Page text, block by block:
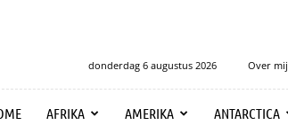
donderdag 6 augustus 2026 Over mij
AFRIKA AMERIKA ANTARCTICA